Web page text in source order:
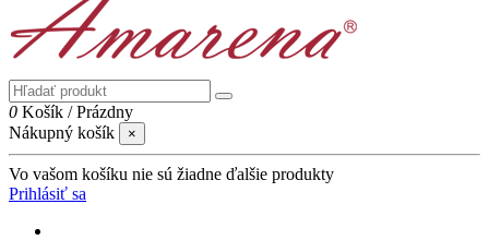
0 Košík /Prázdny
Nákupný košík
×
Vo vašom košíku nie sú žiadne ďalšie produkty
Prihlásiť sa